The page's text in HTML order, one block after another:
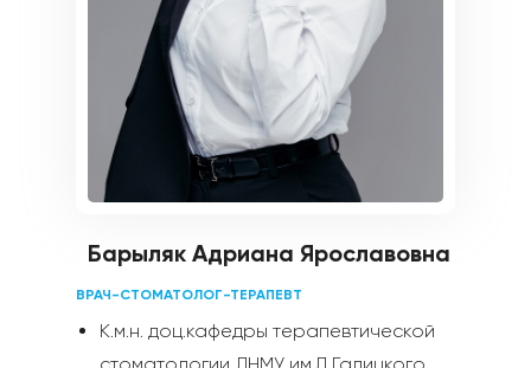
Барыляк Адриана Ярославовна
К.м.н. доц.кафедры терапевтической
ВРАЧ-СТОМАТОЛОГ-ТЕРАПЕВТ